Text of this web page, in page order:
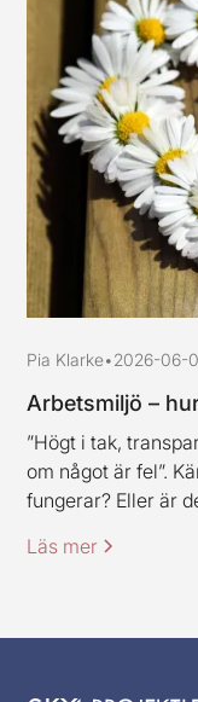
Pia Klarke•2026-06-
Arbetsmiljö –
”Högt i tak,
om något är fel”.
fungerar? Eller är
Läs mer